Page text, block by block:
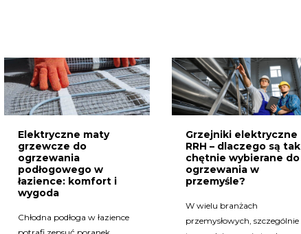
Elektryczne maty
grzewcze do
ogrzewania
podłogowego w
łazience: komfort i
wygoda
Chłodna podłoga w łazience
Grzejniki elektryczne
RRH – dlaczego są tak
chętnie wybierane do
ogrzewania w
przemyśle?
W wielu branżach
przemysłowych, szczególnie